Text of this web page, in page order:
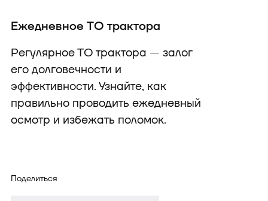
Ежедневное ТО трактора
Регулярное ТО трактора — залог
его долговечности и
эффективности. Узнайте, как
правильно проводить ежедневный
осмотр и избежать поломок.
Поделиться